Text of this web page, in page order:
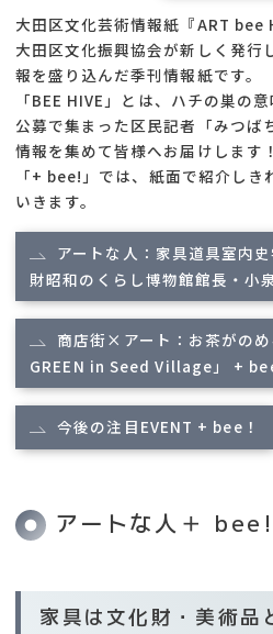
大田区文化芸術情報紙『ART bee
大田区文化振興協会が新しく発行
報を盛り込んだ季刊情報紙です。
「BEE HIVE」とは、ハチの巣の意
公募で集まった区民記者「みつば
情報を集めて皆様へお届けします！
「+ bee!」では、紙面で紹介しき
いきます。
アートな人：家具道具室内
財昭和のくらし博物館館長・小
商店街×アート：お茶がの
GREEN in Seed Village」 +
今後の注目EVENT + bee！
アートな人＋ bee!
家具は文化財・美術品